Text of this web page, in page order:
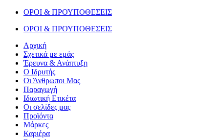
ΟΡΟΙ & ΠΡΟΥΠΟΘΕΣΕΙΣ
ΟΡΟΙ & ΠΡΟΥΠΟΘΕΣΕΙΣ
Αρχική
Σχετικά με εμάς
Έρευνα & Ανάπτυξη
Ο Ιδρυτής
Οι Άνθρωποι Μας
Παραγωγή
Ιδιωτική Ετικέτα
Οι σελίδες μας
Προϊόντα
Μάρκες
Καριέρα